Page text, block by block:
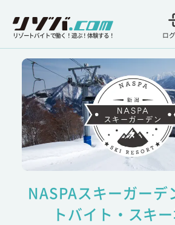
リゾートバイトで働く！遊ぶ！体験する！ ロ
NASPAスキーガーデ
トバイト・スキ